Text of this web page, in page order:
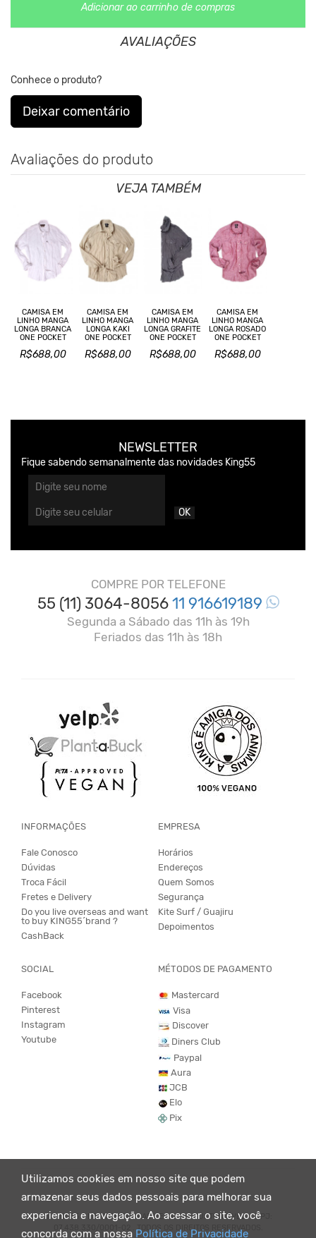
Clique aquiPara saber mais sobre a manutenção de suas
Adicionar ao carrinho de compras
AVALIAÇÕES
Conhece o produto?
Deixar comentário
Avaliações do produto
VEJA TAMBÉM
CAMISA EM
LINHO MANGA
LONGA BRANCA
ONE POCKET
R$688,00
CAMISA EM
LINHO MANGA
LONGA KAKI
ONE POCKET
R$688,00
CAMISA EM
LINHO MANGA
LONGA GRAFITE
ONE POCKET
R$688,00
CAMISA EM
LINHO MANGA
LONGA ROSADO
ONE POCKET
R$688,00
Utilizamos cookies em nosso site que podem
armazenar seus dados pessoais para melhorar sua
experiencia e navegação. Ao acessar o site, você
concorda com a nossa Política de Privacidade
NEWSLETTER
Fique sabendo semanalmente das novidades King55
OK
COMPRE POR TELEFONE
55 (11) 3064-805611 916619189
Segunda a Sábado das 11h às 19h
Feriados das 11h às 18h
INFORMAÇÕES
Fale Conosco
Dúvidas
Troca Fácil
Fretes e Delivery
Do you live overseas and want
to buy KING55´brand ?
CashBack
EMPRESA
Horários
Endereços
Quem Somos
Segurança
Kite Surf / Guajiru
Depoimentos
SOCIAL
Facebook
Pinterest
Instagram
Youtube
MÉTODOS DE PAGAMENTO
Mastercard
Visa
Discover
Diners Club
Paypal
Aura
JCB
Elo
Pix
© KING55 - LOJA DE ROUPAS VEGANO E SUSTENTÁVEL. CNPJ:
07.438.330/0001-02 . TODOS OS DIREITOS RESERVADOS.